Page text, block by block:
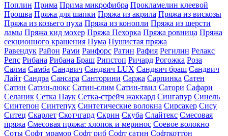
Поплин Прима Прима микрофибра Прокламелин клеевой
Прошва Пряжа для шапки Пряжа из акрила Пряжа из вискозы
Пряжа из козьего пуха Пряжа из конопли Пряжа из шерсти
ламы Пряжа кид мохер Пряжа Пехорка Пряжа ровница Пряжа
секционного крашения Пума Пушистая пряжа
Равендук Район Рами Ранфорс Ратин Рафия Регилин Релакс
Репс Рибана Рибана Браш Рипcтоп Ричард Рогожка Роза
Салма Самба Сандвич Сандвич LUX Сандвич браш Сандвич
Лайт Сандра Сансара Санторини Саржа Сарпинка Сатен
Сатин Сатин-люкс Сатин-слим Сатин-твил Сатори Сафари
Селаник Сетка Паук Сетка-стрейч жаккард Сингапур Синель
Синтепон Синтепух Синтетические волокна Сирсакер Сису
Ситец Скарлет Скотчгард Скрин Скуба Слайтекс Смесовая
пряжа Смесовая пряжа: хлопок и меринос Соевое волокно
Соты Софт мрамор Софт риб Софт сатин Софткоттон